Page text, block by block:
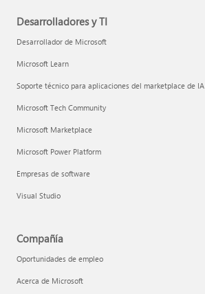
Desarrolladores y TI
Desarrollador de Microsoft
Microsoft Learn
Soporte técnico para aplicaciones del marketplace de IA
Microsoft Tech Community
Microsoft Marketplace
Microsoft Power Platform
Empresas de software
Visual Studio
Compañía
Oportunidades de empleo
Acerca de Microsoft